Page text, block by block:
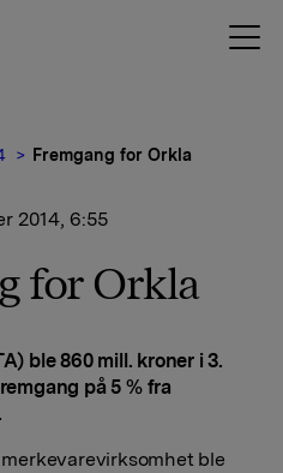
Fremgang for Orkla
2014, 6:55
for Orkla
ble 860 mill. kroner i 3.
på 5 % fra
ble